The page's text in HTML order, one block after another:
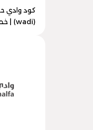
كود وادي
(wadi) | خصم 30% الآن